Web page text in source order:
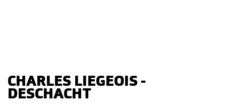
CHARLES LIEGEOIS -
DESCHACHT